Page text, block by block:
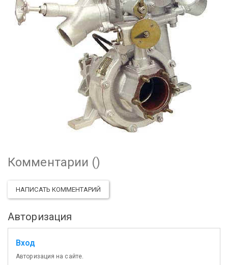
Комментарии ()
НАПИСАТЬ КОММЕНТАРИЙ
Авторизация
Вход
Авторизация на сайте.